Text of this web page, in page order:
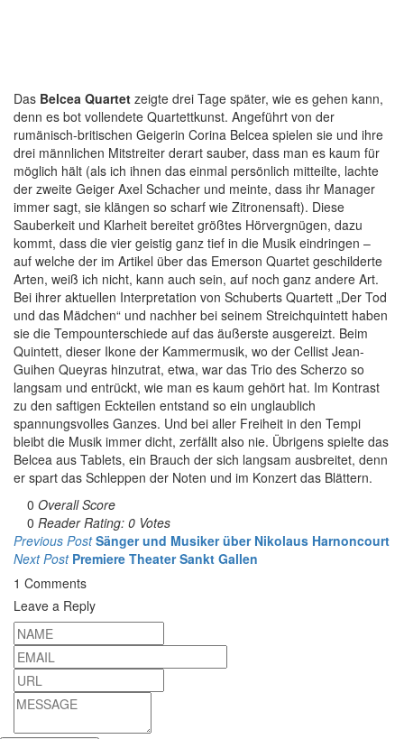
Das Belcea Quartet zeigte drei Tage später, wie es gehen kann,
denn es bot vollendete Quartettkunst. Angeführt von der
rumänisch-britischen Geigerin Corina Belcea spielen sie und ihre
drei männlichen Mitstreiter derart sauber, dass man es kaum für
möglich hält (als ich ihnen das einmal persönlich mitteilte, lachte
der zweite Geiger Axel Schacher und meinte, dass ihr Manager
immer sagt, sie klängen so scharf wie Zitronensaft). Diese
Sauberkeit und Klarheit bereitet größtes Hörvergnügen, dazu
kommt, dass die vier geistig ganz tief in die Musik eindringen –
auf welche der im Artikel über das Emerson Quartet geschilderte
Arten, weiß ich nicht, kann auch sein, auf noch ganz andere Art.
Bei ihrer aktuellen Interpretation von Schuberts Quartett „Der Tod
und das Mädchen“ und nachher bei seinem Streichquintett haben
sie die Tempounterschiede auf das äußerste ausgereizt. Beim
Quintett, dieser Ikone der Kammermusik, wo der Cellist Jean-
Guihen Queyras hinzutrat, etwa, war das Trio des Scherzo so
langsam und entrückt, wie man es kaum gehört hat. Im Kontrast
zu den saftigen Eckteilen entstand so ein unglaublich
spannungsvolles Ganzes. Und bei aller Freiheit in den Tempi
bleibt die Musik immer dicht, zerfällt also nie. Übrigens spielte das
Belcea aus Tablets, ein Brauch der sich langsam ausbreitet, denn
er spart das Schleppen der Noten und im Konzert das Blättern.
0 Overall Score
0 Reader Rating: 0 Votes
Previous Post Sänger und Musiker über Nikolaus Harnoncourt
Next Post Premiere Theater Sankt Gallen
1 Comments
Leave a Reply